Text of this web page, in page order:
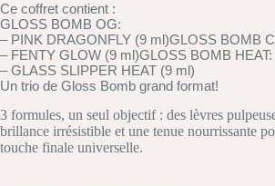
Ce coffret contient :
GLOSS BOMB OG:
– PINK DRAGONFLY (9 ml)GLOSS BOMB
– FENTY GLOW (9 ml)GLOSS BOMB HEAT:
– GLASS SLIPPER HEAT (9 ml)
Un trio de Gloss Bomb grand format!
3 formules, un seul objectif : des lèvres
brillance irrésistible et une tenue nourrissante
touche finale universelle.